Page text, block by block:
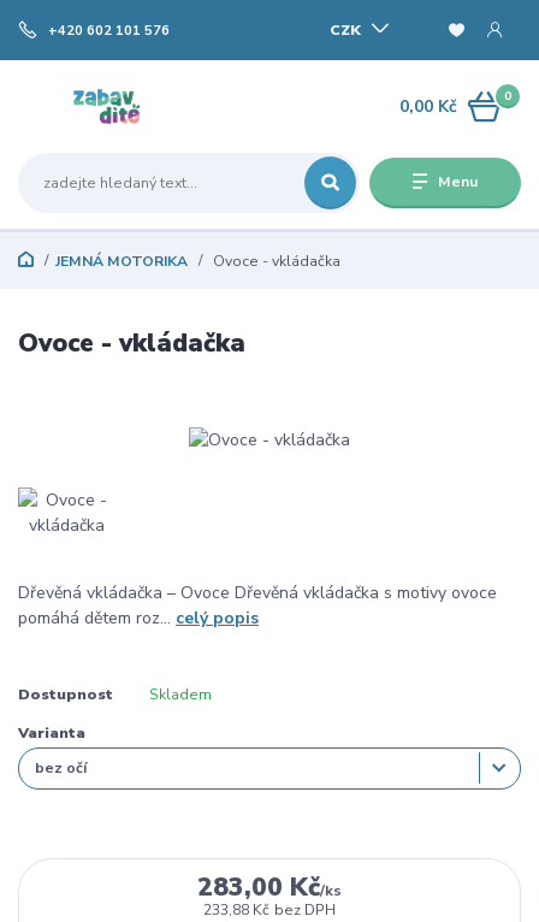
Menu
CZK
+420 602 101 576
0
0,00 Kč
JEMNÁ MOTORIKA Ovoce - vkládačka
Ovoce - vkládačka
Dřevěná vkládačka – Ovoce Dřevěná vkládačka s motivy ovoce
pomáhá dětem roz... celý popis
Dostupnost Skladem
Varianta
283,00 Kč/ks
233,88 Kč bez DPH